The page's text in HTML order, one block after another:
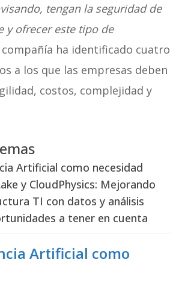
tengan la seguridad de
y ofrecer este tipo de
compañía ha identificado cuatro
a los que las empresas deben
costos, complejidad y
Artificial como necesidad
y CloudPhysics: Mejorando
TI con datos y análisis
a tener en cuenta
Artificial como